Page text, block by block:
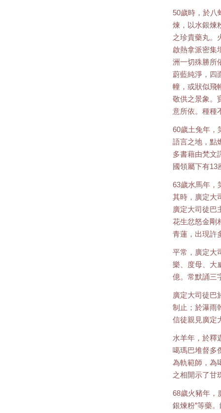
50歲時，於八
煉，以水銀煉
之珍貴藥丸。
啟熱拿派密集
洲一切殊勝所
蔚藍純淨，四
幢，或狀似飛
敬供之景象。
意所依。種種
60歲土兔年，
語言之地，點
多書藉由梵文
國領屬下有13
63歲水馬年，
其時，廣定大
廣定大司徒巴
花生忿怒金剛
青蓮，出現許
平常，廣定大
樂、度母、大
億。常默誦三
廣定大司徒巴
制止；於瀑雨
信徒親見廣定
水羊年，於釋
噶瑪巴堆督多
為軌範師，為
之相開示了甘
68歲火豬年，
銀煉粉”等藥